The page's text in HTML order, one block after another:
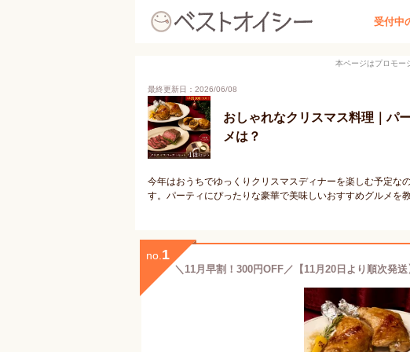
受付中
本ページはプロモー
最終更新日：2026/06/08
おしゃれなクリスマス料理｜パ
メは？
今年はおうちでゆっくりクリスマスディナーを楽しむ予定な
す。パーティにぴったりな豪華で美味しいおすすめグルメを
no. 1